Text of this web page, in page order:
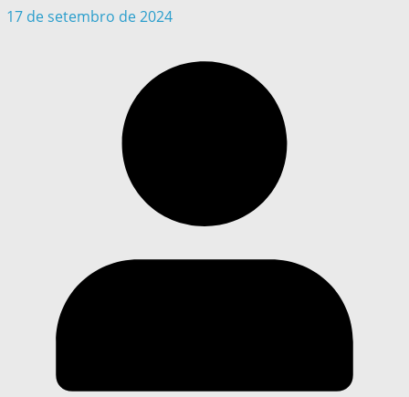
17 de setembro de 2024